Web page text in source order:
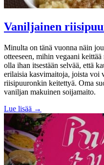
Vaniljainen
Minulta on tänä vuonna näin
otteeseen, mihin vegaani
olla ihan itsestään selvää, että
erilaisia kasvimaitoja, joista voi
riisipuuronkin keitettyä. Oma
vaniljan makuinen soijamaito.
Lue lisää →